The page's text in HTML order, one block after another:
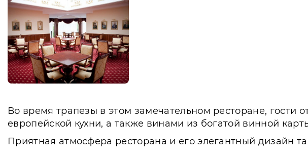
Во время трапезы в этом замечательном ресторане, гости
европейской кухни, а также винами из богатой винной
Приятная атмосфера ресторана и его элегантный дизайн